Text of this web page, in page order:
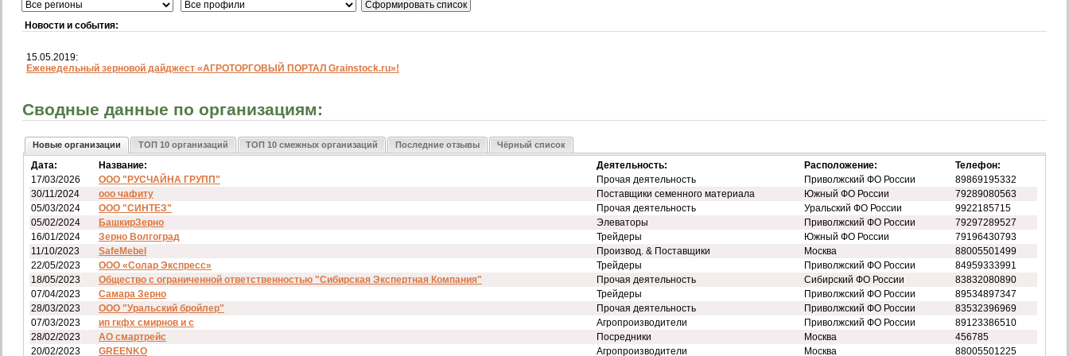
Новости и события:
15.05.2019:
Еженедельный зерновой дайджест «АГРОТОРГОВЫЙ ПОРТАЛ Grainstock.ru»!
Сводные данные по организациям:
Новые организации ТОП 10 организаций ТОП 10 смежных организаций Последние отзывы Чёрный список
Дата: Название: Деятельность: Расположение:
Телефон:
17/03/2026
ООО "РУСЧАЙНА ГРУПП" Прочая деятельность Приволжский ФО России
89869195332
30/11/2024
ооо чафиту Поставщики семенного материала Южный ФО России
79289080563
05/03/2024
ООО "СИНТЕЗ" Прочая деятельность Уральский ФО России
9922185715
05/02/2024
БашкирЗерно Элеваторы Приволжский ФО России
79297289527
16/01/2024
Зерно Волгоград Трейдеры Южный ФО России
79196430793
11/10/2023
SafeMebel Производ. & Поставщики Москва
88005501499
22/05/2023
ООО «Солар Экспресс» Трейдеры Приволжский ФО России
84959333991
18/05/2023
Общество с ограниченной ответственностью "Сибирская Экспертная Компания" Прочая деятельность Сибирский ФО России
83832080890
07/04/2023
Самара Зерно Трейдеры Приволжский ФО России
89534897347
28/03/2023
ООО "Уральский бройлер" Прочая деятельность Приволжский ФО России
83532396969
07/03/2023
ип гкфх смирнов и с Агропроизводители Приволжский ФО России
89123386510
28/02/2023
АО смартрейс Посредники Москва
456785
20/02/2023
GREENKO Агропроизводители Москва 88005501225